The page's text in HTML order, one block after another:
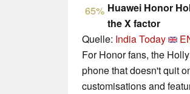
65% Huawei Honor
the X factor
Quelle: India Today
For Honor fans, the
phone that doesn't quit
customisations and